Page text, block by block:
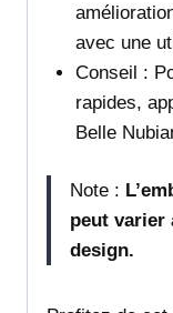
avec une
Conseil :
rapides,
Belle
Note :
peut varier
design.